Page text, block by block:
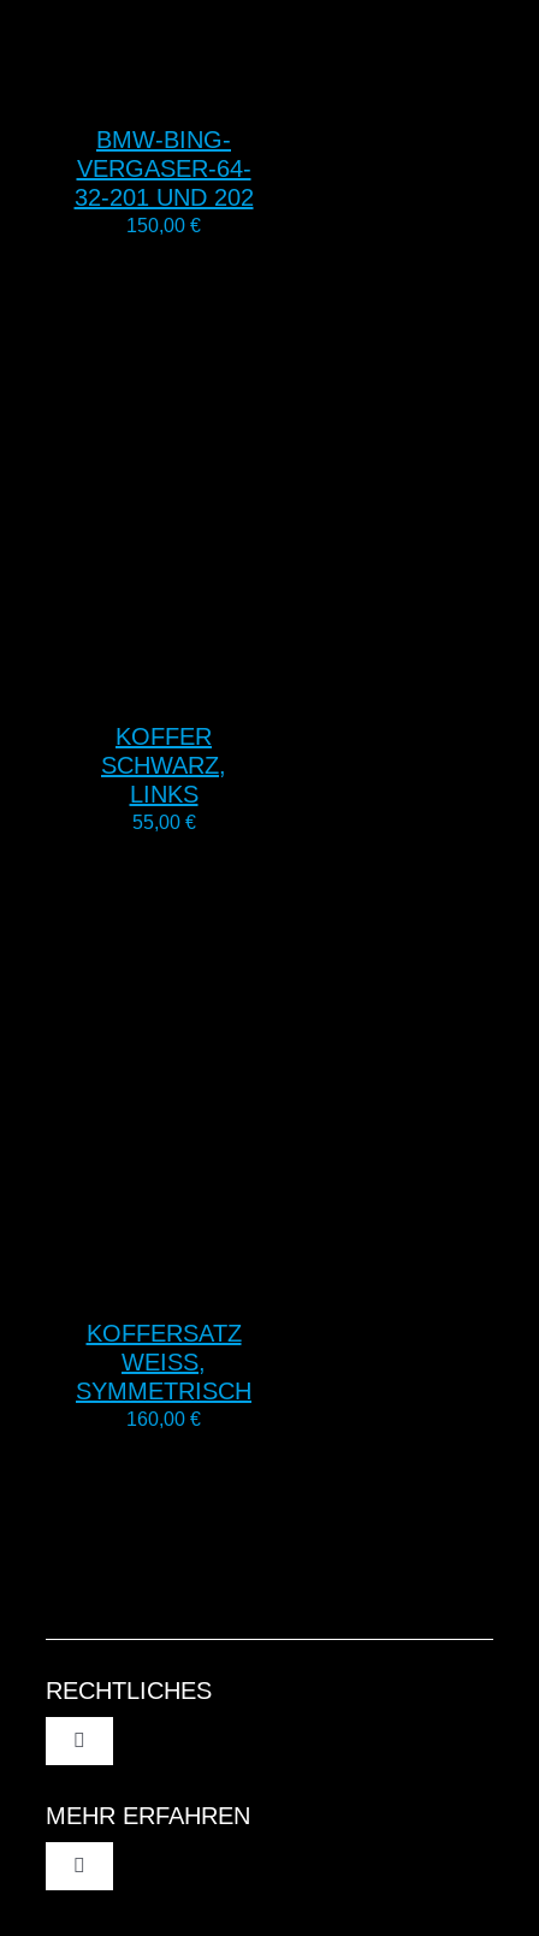
BMW-BING-
VERGASER-64-
32-201 UND 202
150,00 €
KOFFER
SCHWARZ,
LINKS
55,00 €
KOFFERSATZ
WEISS, S
YMMETRISCH
160,00 €
RECHTLICHES
Toggle
Navigation
AGB
MEHR ERFAHREN
Toggle
Navigation